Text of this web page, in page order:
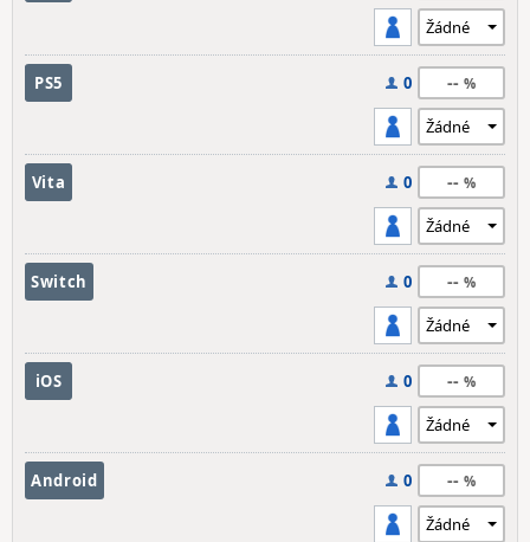
PS5 0 --
Vita 0 --
Switch 0 --
iOS 0 --
Android 0 --